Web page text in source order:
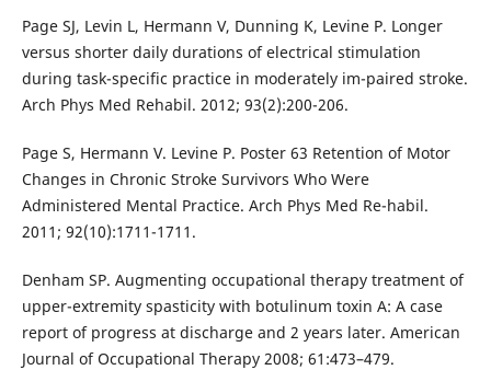
Page SJ, Levin L, Hermann V, Dunning K, Levine P. Longer
versus shorter daily durations of electrical stimulation
during task-specific practice in moderately im-paired stroke.
Arch Phys Med Rehabil. 2012; 93(2):200-206.
Page S, Hermann V. Levine P. Poster 63 Retention of Motor
Changes in Chronic Stroke Survivors Who Were
Administered Mental Practice. Arch Phys Med Re-habil.
2011; 92(10):1711-1711.
Denham SP. Augmenting occupational therapy treatment of
upper-extremity spasticity with botulinum toxin A: A case
report of progress at discharge and 2 years later. American
Journal of Occupational Therapy 2008; 61:473–479.